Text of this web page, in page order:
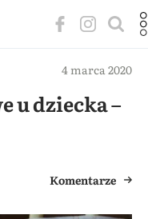
4 marca 2020
u dziecka –
Komentarze